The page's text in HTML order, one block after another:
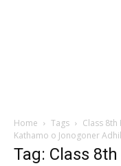
Home Tags
Class
Kathamo o Jonogoner
Tag: Class